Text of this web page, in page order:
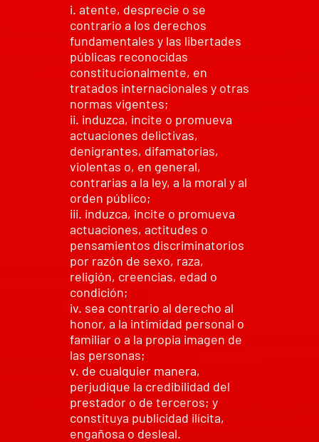
i. atente, desprecie o se
contrario a los derechos
fundamentales y las libertades
públicas reconocidas
constitucionalmente, en
tratados internacionales y otras
normas vigentes;
ii. induzca, incite o promueva
actuaciones delictivas,
denigrantes, difamatorias,
violentas o, en general,
contrarias a la ley, a la moral y al
orden público;
iii. induzca, incite o promueva
actuaciones, actitudes o
pensamientos discriminatorios
por razón de sexo, raza,
religión, creencias, edad o
condición;
iv. sea contrario al derecho al
honor, a la intimidad personal o
familiar o a la propia imagen de
las personas;
v. de cualquier manera,
perjudique la credibilidad del
prestador o de terceros; y
constituya publicidad ilícita,
engañosa o desleal.